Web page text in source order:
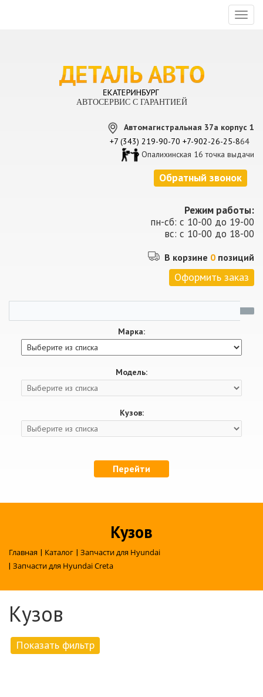
АВТОСЕРВИС С ГАРАНТИЕЙ
Автомагистральная 37а корпус 1
+7 (343) 219-90-70 +7-902-26-25-864
Опалихинская 16 точка выдачи
Обратный звонок
Режим работы:
пн-сб: с 10-00 до 19-00
вс: с 10-00 до 18-00
В корзине 0 позиций
Оформить заказ
Марка:
Модель:
Кузов:
Перейти
Кузов
Главная | Каталог | Запчасти для Hyundai
| Запчасти для Hyundai Creta
Кузов
Показать фильтр